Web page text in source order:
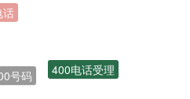
400电话受理